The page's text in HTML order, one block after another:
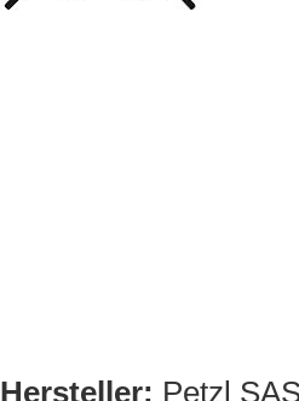
Hersteller: Petzl